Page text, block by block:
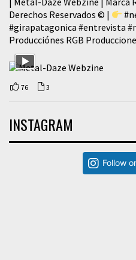
Derechos Reservados © |
#girapatagonica #entrevista
Producciónes RGB
76 3
INSTAGRAM
Follow